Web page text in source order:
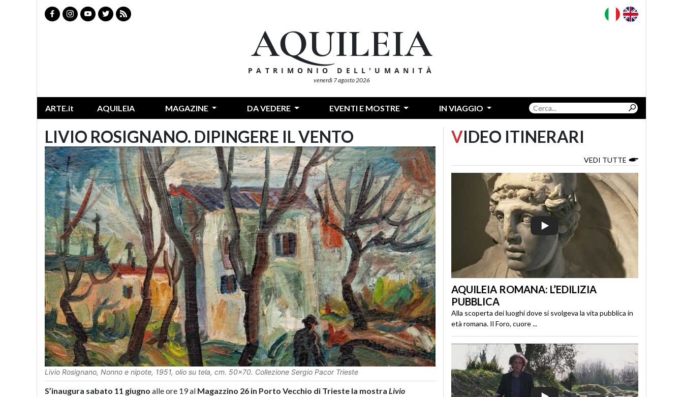
AQUILEIA
PATRIMONIO DELL'UMANITÀ
venerdì 7 agosto 2026
ARTE.it AQUILEIA MAGAZINE DA VEDERE EVENTI E MOSTRE IN VIAGGIO
LIVIO ROSIGNANO. DIPINGERE IL VENTO
Livio Rosignano, Nonno e nipote, 1951, olio su tela, cm. 50x70. Collezione Sergio Pacor Trieste
S’inaugura sabato 11 giugno alle ore 19 al Magazzino 26 in Porto Vecchio di Trieste la mostra Livio
VIDEO ITINERARI
VEDI TUTTE
AQUILEIA ROMANA: L’EDILIZIA
PUBBLICA
Alla scoperta dei luoghi dove si svolgeva la vita pubblica in
età romana. Il Foro, cuore ...